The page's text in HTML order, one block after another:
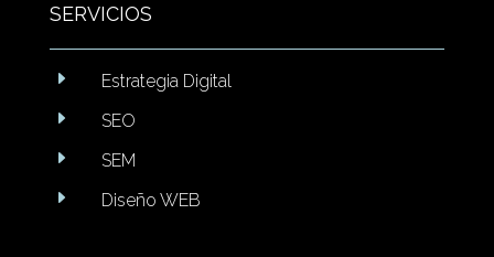
SERVICIOS
E Estrategia Digital
E SEO
E SEM
E Diseño WEB